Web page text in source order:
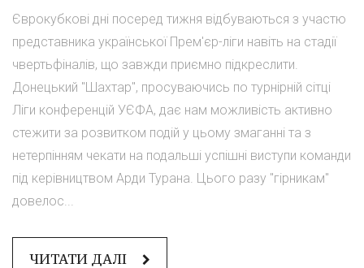
Єврокубкові дні посеред тижня відбуваються з участю
представника української Прем'єр-ліги навіть на стадії
чвертьфіналів, що завжди приємно підкреслити.
Донецький "Шахтар", просуваючись по турнірній сітці
Ліги конференцій УЄФА, дає нам можливість активно
стежити за розвитком подій у цьому змаганні та з
нетерпінням чекати на подальші успішні виступи команди
під керівництвом Арди Турана. Цього разу "гірникам"
довелос...
ЧИТАТИ ДАЛІ